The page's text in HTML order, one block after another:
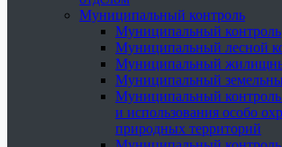
Муниципальный контроль
Муниципальный контроль
Муниципальный лесной
Муниципальный
Муниципальный
Муниципальный
и использования особо
природных территорий